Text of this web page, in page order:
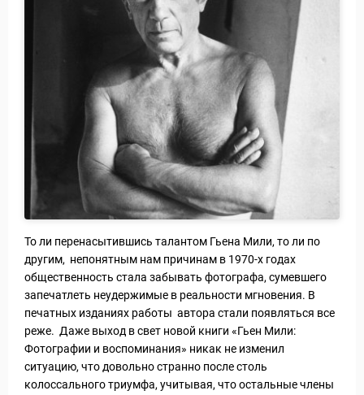
То ли перенасытившись талантом Гьена Мили, то ли по
другим, непонятным нам причинам в 1970-х годах
общественность стала забывать фотографа, сумевшего
запечатлеть неудержимые в реальности мгновения. В
печатных изданиях работы автора стали появляться все
реже. Даже выход в свет новой книги «Гьен Мили:
Фотографии и воспоминания» никак не изменил
ситуацию, что довольно странно после столь
колоссального триумфа, учитывая, что остальные члены